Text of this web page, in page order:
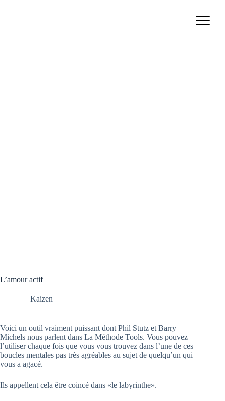
L’amour actif
Kaizen
Voici un outil vraiment puissant dont Phil Stutz et Barry
Michels nous parlent dans La Méthode Tools. Vous pouvez
l’utiliser chaque fois que vous vous trouvez dans l’une de ces
boucles mentales pas très agréables au sujet de quelqu’un qui
vous a agacé.
Ils appellent cela être coincé dans «le labyrinthe».